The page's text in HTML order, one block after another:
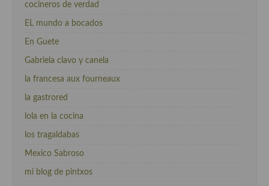
cocineros de verdad
EL mundo a bocados
En Guete
Gabriela clavo y canela
la francesa aux fourneaux
la gastrored
lola en la cocina
los tragaldabas
Mexico Sabroso
mi blog de pintxos